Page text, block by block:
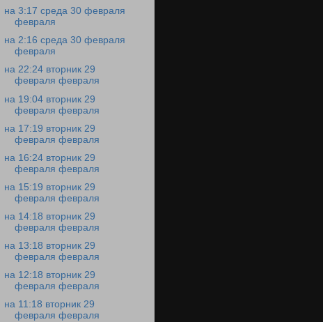
на 3:17 среда 30 февраля
февраля
на 2:16 среда 30 февраля
февраля
на 22:24 вторник 29
февраля февраля
на 19:04 вторник 29
февраля февраля
на 17:19 вторник 29
февраля февраля
на 16:24 вторник 29
февраля февраля
на 15:19 вторник 29
февраля февраля
на 14:18 вторник 29
февраля февраля
на 13:18 вторник 29
февраля февраля
на 12:18 вторник 29
февраля февраля
на 11:18 вторник 29
февраля февраля